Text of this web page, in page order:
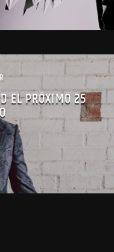
EL PRÓXIMO 25